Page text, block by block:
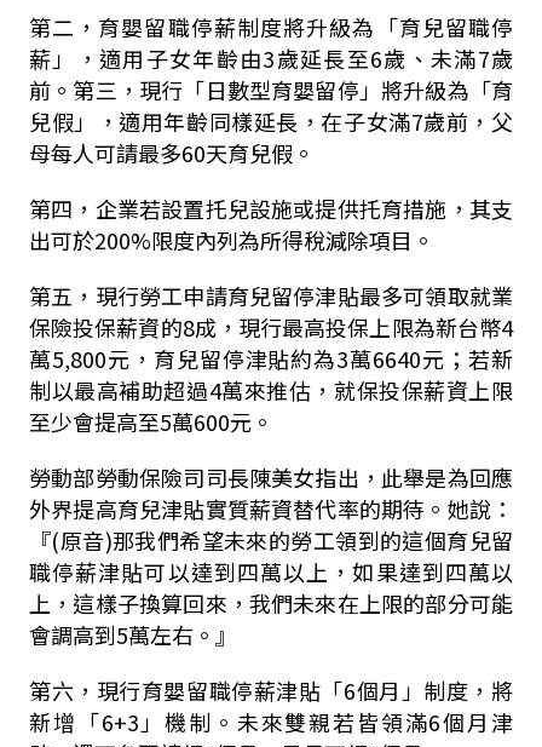
第二，育嬰留職停薪制度將升級為「育兒留職停
薪」，適用子女年齡由3歲延長至6歲、未滿7歲
前。第三，現行「日數型育嬰留停」將升級為「育
兒假」，適用年齡同樣延長，在子女滿7歲前，父
母每人可請最多60天育兒假。
第四，企業若設置托兒設施或提供托育措施，其支
出可於200%限度內列為所得稅減除項目。
第五，現行勞工申請育兒留停津貼最多可領取就業
保險投保薪資的8成，現行最高投保上限為新台幣4
萬5,800元，育兒留停津貼約為3萬6640元；若新
制以最高補助超過4萬來推估，就保投保薪資上限
至少會提高至5萬600元。
勞動部勞動保險司司長陳美女指出，此舉是為回應
外界提高育兒津貼實質薪資替代率的期待。她說：
『(原音)那我們希望未來的勞工領到的這個育兒留
職停薪津貼可以達到四萬以上，如果達到四萬以
上，這樣子換算回來，我們未來在上限的部分可能
會調高到5萬左右。』
第六，現行育嬰留職停薪津貼「6個月」制度，將
新增「6+3」機制。未來雙親若皆領滿6個月津